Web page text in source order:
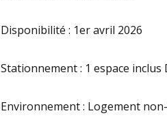
Disponibilité : 1er avril 2026
Stationnement : 1 espace
Environnement : Logement